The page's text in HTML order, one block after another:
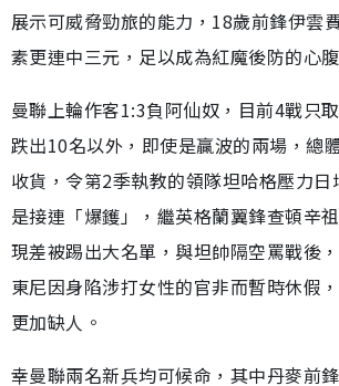
展示可威脅勁旅的能力，18歲前鋒伊雲
素更連中三元，足以成為紅魔後防的心
曼聯上輪作客1:3負阿仙奴，目前4戰只
跌出10名以外，即使是贏波的兩場，總
收貨，令第2季執教的領隊坦哈格壓力
是接連「爆鑊」，繼英格蘭翼鋒查頓辛
現差被踢出大名單，與坦帥隔空罵戰後
東尼因身陷涉打女性的官非而暫時休假
更加缺人。
幸曼聯兩名新兵均可候命，其中丹麥前